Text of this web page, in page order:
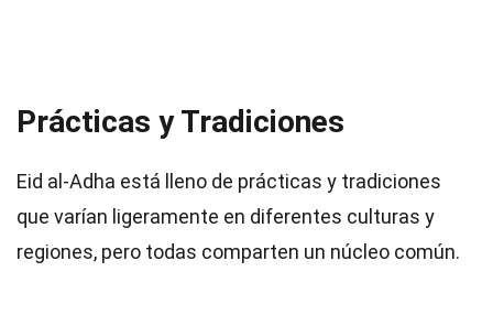
Prácticas y Tradiciones
Eid al-Adha está lleno de prácticas y tradiciones
que varían ligeramente en diferentes culturas y
regiones, pero todas comparten un núcleo común.